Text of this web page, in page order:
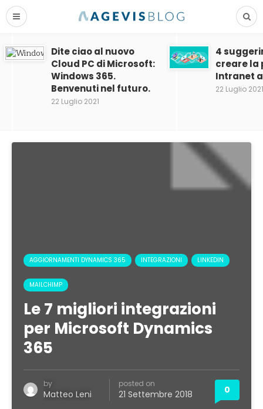
Dite ciao al nuovo
Cloud PC di Microsoft:
Windows 365.
Benvenuti nel futuro.
22 Luglio 2021
4
creare
Intranet
22 Luglio 2021
AGGIORNAMENTI DYNAMICS 365 INTEGRAZIONI LINKEDIN
MAILCHIMP
Le 7 migliori integrazioni
per Microsoft Dynamics
365
by
Matteo Leni
posted on
21 Settembre 2018 0